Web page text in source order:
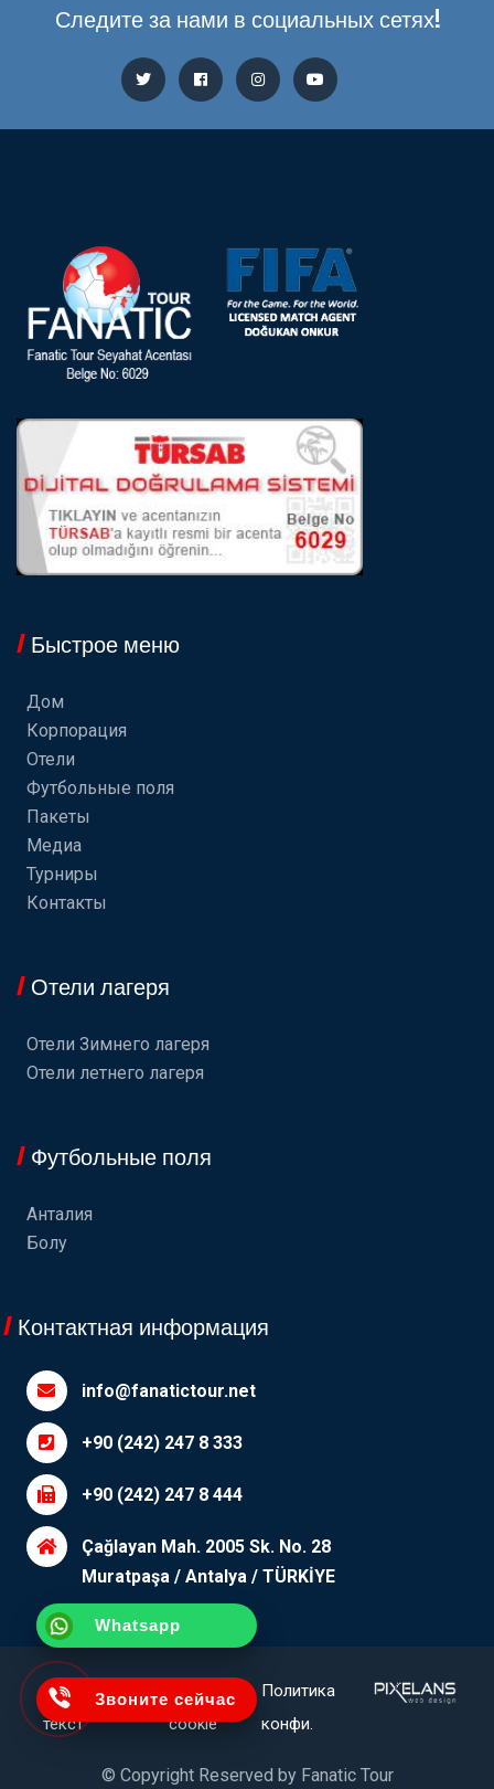
Следите за нами в социальных сетях!
Whatsapp
Звоните сейчас
Быстрое меню
Дом
Корпорация
Отели
Футбольные поля
Пакеты
Медиа
Турниры
Контакты
Отели лагеря
Отели Зимнего лагеря
Отели летнего лагеря
Футбольные поля
Анталия
Болу
Контактная информация
info@fanatictour.net
+90 (242) 247 8 333
+90 (242) 247 8 444
Çağlayan Mah. 2005 Sk. No. 28
Muratpaşa / Antalya / TÜRKİYE
© Copyright Reserved by Fanatic Tour
Уточняющий
текст
П.И.Ф.
cookie
Политика
конфи.